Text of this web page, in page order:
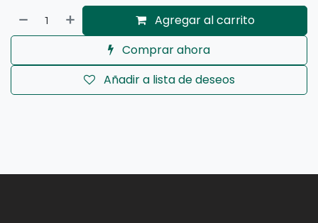
Agregar al carrito
Comprar ahora
Añadir a lista de deseos